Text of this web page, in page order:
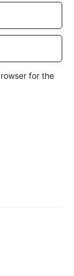
for the